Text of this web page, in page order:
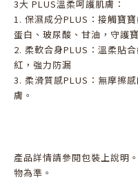
3大 PLUS溫柔呵護肌膚：
1. 保濕成分PLUS：接觸寶
蛋白、玻尿酸、甘油，守護
2. 柔軟合身PLUS：溫柔貼
紅，強力防漏
3. 柔滑質感PLUS：無摩擦
膚。
產品詳情請參閱包裝上說明
物為準。